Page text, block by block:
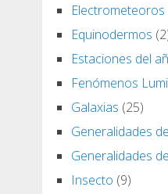
Electrometeoros
Equinodermos
Estaciones del
Fenómenos
Galaxias (25)
Generalidades
Generalidades
Insecto (9)